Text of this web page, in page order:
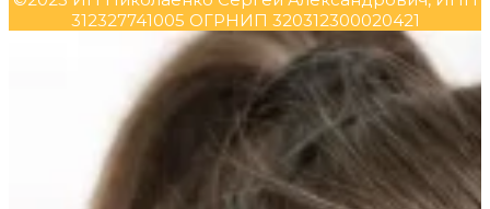
312327741005 ОГРНИП 320312300020421